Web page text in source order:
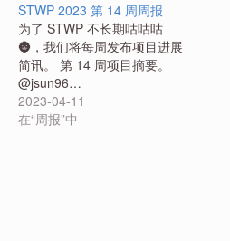
STWP 2023 第 14 周周报
为了 STWP 不长期咕咕咕
🌚，我们将每周发布项目进展
简讯。 第 14 周项目摘要。
@jsun96…
2023-04-11
在“周报”中